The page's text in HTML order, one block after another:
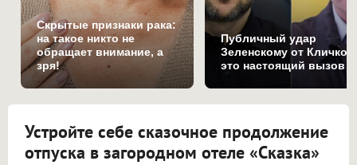
Скрытые признаки рака:
на такое никто не
обращает внимание, а
зря!
Публичный удар
Зеленскому от Кличко:
это настоящий вызов
Устройте себе сказочное продолжение
отпуска в загородном отеле «Сказка»